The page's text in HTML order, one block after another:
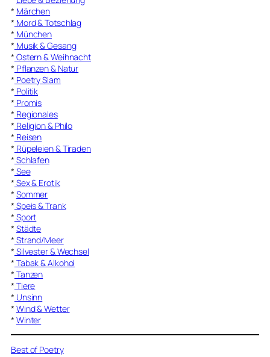
* Märchen
* Mord & Totschlag
* München
* Musik & Gesang
* Ostern & Weihnacht
* Pflanzen & Natur
* Poetry Slam
* Politik
* Promis
* Regionales
* Religion & Philo
* Reisen
* Rüpeleien & Tiraden
* Schlafen
* See
* Sex & Erotik
* Sommer
* Speis & Trank
* Sport
* Städte
* Strand/Meer
* Silvester & Wechsel
* Tabak & Alkohol
* Tanzen
* Tiere
* Unsinn
* Wind & Wetter
* Winter
Best of Poetry